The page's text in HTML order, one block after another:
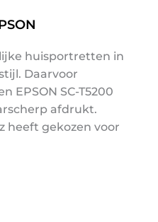
huisportretten in
Daarvoor
EPSON SC-T5200
afdrukt.
heeft gekozen voor